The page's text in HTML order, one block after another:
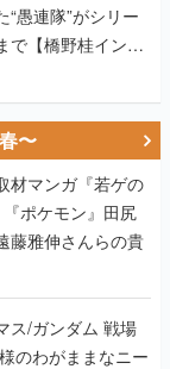
愚連隊”がシリー
で【橋野桂インタ
〜
材マンガ『若ゲの
ポケモン』田尻
藤雅伸さんらの貴
ガンダム 戦場
のわがままなニー